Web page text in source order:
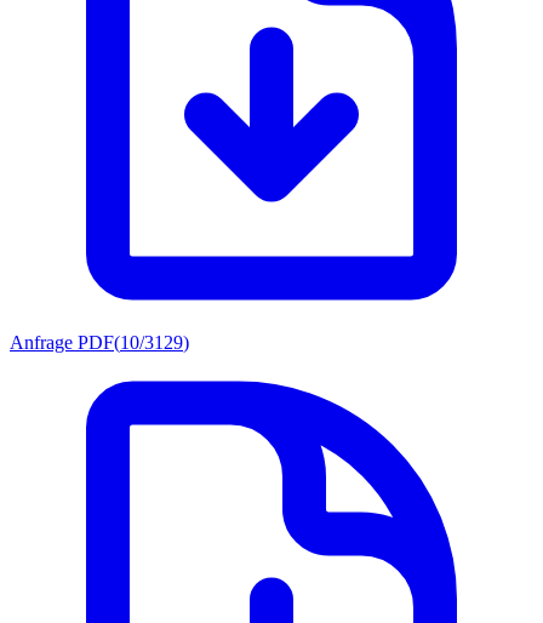
Anfrage PDF(10/3129)